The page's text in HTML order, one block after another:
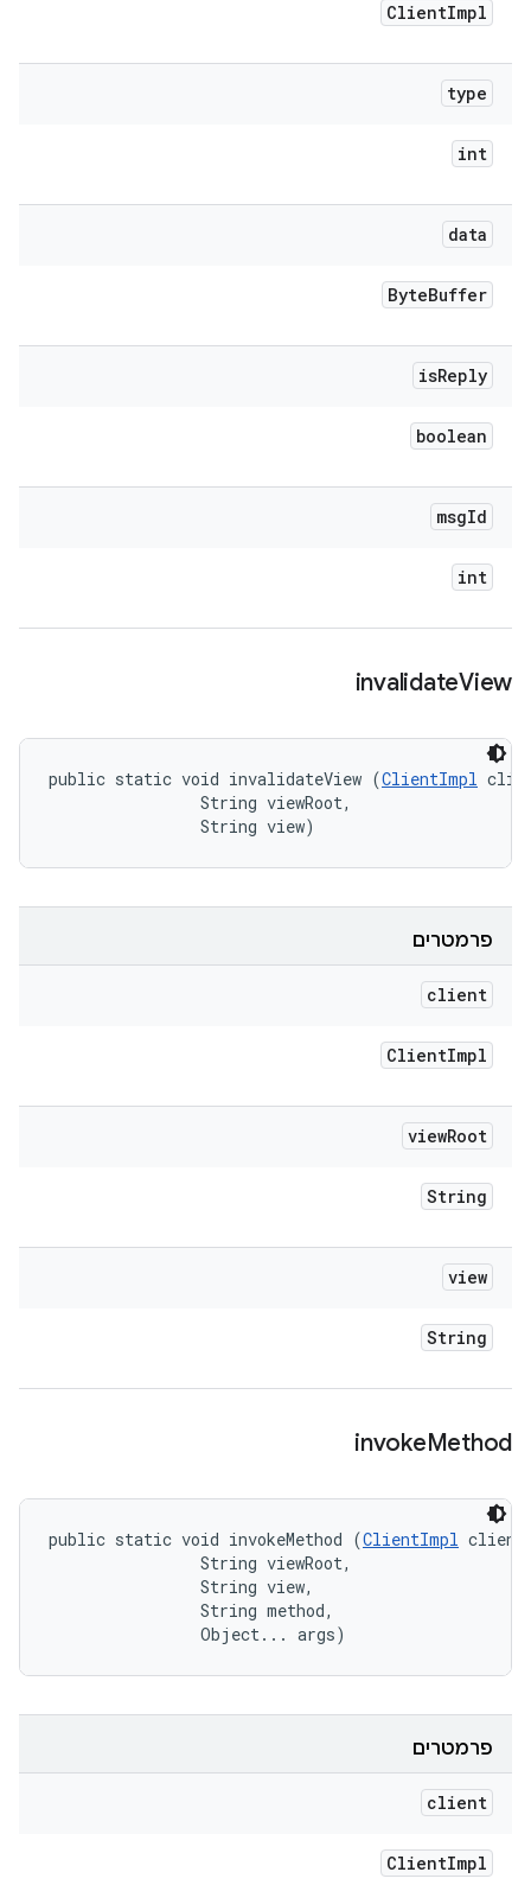
ClientImpl
type
int
data
ByteBuffer
isReply
boolean
msgId
int
invalidateView
public static void invalidateView (ClientImpl
                String viewRoot,
                String view)
פרמטרים
client
ClientImpl
viewRoot
String
view
String
invokeMethod
public static void invokeMethod (ClientImpl
                String viewRoot,
                String view,
                String method,
                Object... args)
פרמטרים
client
ClientImpl